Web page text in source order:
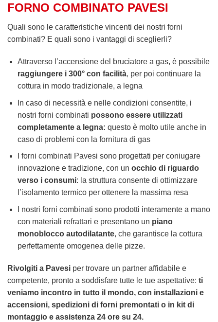
FORNO COMBINATO PAVESI
Quali sono le caratteristiche vincenti dei nostri forni
combinati? E quali sono i vantaggi di sceglierli?
Attraverso l’accensione del bruciatore a gas, è possibile
raggiungere i 300° con facilità, per poi continuare la
cottura in modo tradizionale, a legna
In caso di necessità e nelle condizioni consentite, i
nostri forni combinati possono essere utilizzati
completamente a legna: questo è molto utile anche in
caso di problemi con la fornitura di gas
I forni combinati Pavesi sono progettati per coniugare
innovazione e tradizione, con un occhio di riguardo
verso i consumi: la struttura consente di ottimizzare
l’isolamento termico per ottenere la massima resa
I nostri forni combinati sono prodotti interamente a mano
con materiali refrattari e presentano un piano
monoblocco autodilatante, che garantisce la cottura
perfettamente omogenea delle pizze.
Rivolgiti a Pavesi per trovare un partner affidabile e
competente, pronto a soddisfare tutte le tue aspettative: ti
veniamo incontro in tutto il mondo, con installazioni e
accensioni, spedizioni di forni premontati o in kit di
montaggio e assistenza 24 ore su 24.